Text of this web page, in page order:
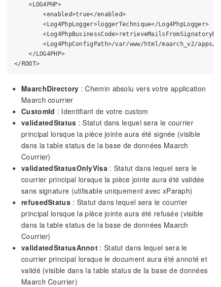
    <LOG4PHP>
        <enabled>true</enabled>
        <Log4PhpLogger>loggerTechnique</Log4PhpLogger>
<Log4PhpConfigPath>/var/www/html/maarch_v2/
    </LOG4PHP>
MaarchDirectory : Chemin absolu vers votre application
Maarch courrier
CustomId : Identifiant de votre custom
validatedStatus : Statut dans lequel sera le courrier
principal lorsque la pièce jointe aura été signée (visible
dans la table status de la base de données Maarch
Courrier)
validatedStatusOnlyVisa : Statut dans lequel sera le
courrier principal lorsque la pièce jointe aura été validée
sans signature (utilisable uniquement avec xParaph)
refusedStatus: Statut dans lequel sera le courrier
principal lorsque la pièce jointe aura été refusée (visible
dans la table status de la base de données Maarch
Courrier)
validatedStatusAnnot : Statut dans lequel sera le
courrier principal lorsque le document aura été annoté et
validé (visible dans la table status de la base de données
Maarch Courrier)